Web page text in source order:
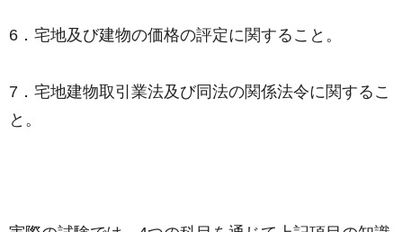
6．宅地及び建物の価格の評定に関すること。
7．宅地建物取引業法及び同法の関係法令に関するこ
と。